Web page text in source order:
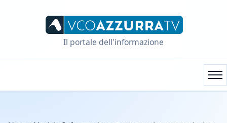
Il portale dell'informazione